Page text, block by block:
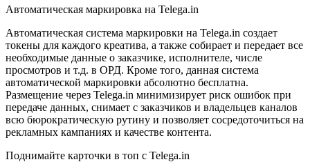
Автоматическая маркировка на Telega.in
Автоматическая система маркировки на Telega.in создает
токены для каждого креатива, а также собирает и передает все
необходимые данные о заказчике, исполнителе, числе
просмотров и т.д. в ОРД. Кроме того, данная система
автоматической маркировки абсолютно бесплатна.
Размещение через Telega.in минимизирует риск ошибок при
передаче данных, снимает с заказчиков и владельцев каналов
всю бюрократическую рутину и позволяет сосредоточиться на
рекламных кампаниях и качестве контента.
Поднимайте карточки в топ с Telega.in